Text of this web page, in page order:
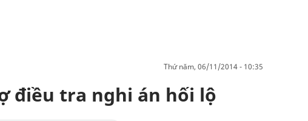
thứ năm, 06/11/2014 - 10:35
điều tra nghi án hối lộ